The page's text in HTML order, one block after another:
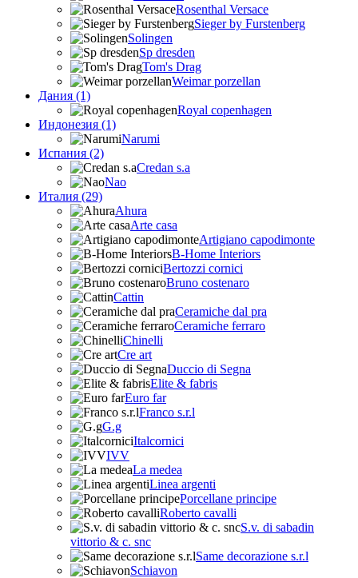
Rosenthal Versace
Sieger by Furstenberg
Solingen
Sp dresden
Tom's Drag
Weimar porzellan
Дания (1)
Royal copenhagen
Индонезия (1)
Narumi
Испания (2)
Credan s.a
Nao
Италия (29)
Ahura
Arte casa
Artigiano capodimonte
B-Home Interiors
Bertozzi cornici
Bruno costenaro
Cattin
Ceramiche dal pra
Ceramiche ferraro
Chinelli
Cre art
Duccio di Segna
Elite & fabris
Euro far
Franco s.r.l
G.g
Italcornici
IVV
La medea
Linea argenti
Porcellane principe
Roberto cavalli
S.v. di sabadin
vittorio & c. snc
Same decorazione s.r.l
Schiavon